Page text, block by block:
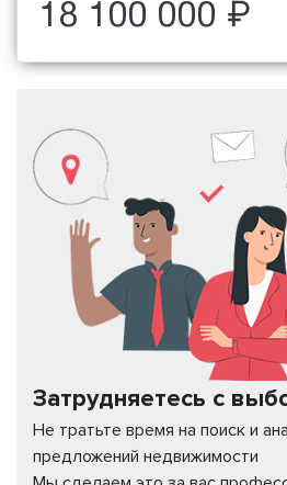
18 100 000 ₽
Затрудняетесь с
Не тратьте время на поиск и
предложений недвижимости